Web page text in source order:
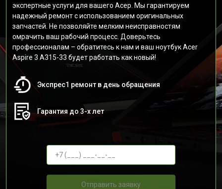
экспертные услуги для вашего Асер. Мы гарантируем
надежный ремонт с использованием оригинальных
запчастей. Не позволяйте мелким неисправностям
омрачить ваш рабочий процесс. Доверьтесь
профессионалам – обратитесь к нам и ваш ноутбук Acer
Aspire 3 A315-33 будет работать как новый!
Экспрес1 ремонт в день обращения
Гарантия до 3-х лет
Отправить заявку